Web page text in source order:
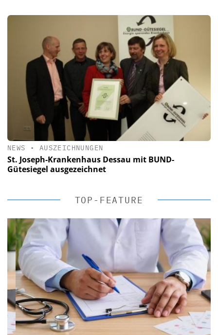
NEWS • AUSZEICHNUNGEN
St. Joseph-Krankenhaus Dessau mit BUND-
Gütesiegel ausgezeichnet
TOP-FEATURE